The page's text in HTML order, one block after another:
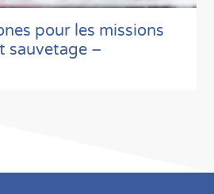
pour les missions
sauvetage –